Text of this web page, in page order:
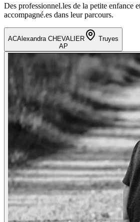
Des professionnel.les de la petite enfance
accompagné.es dans leur parcours.
ACAlexandra CHEVALIER
Truyes
AP